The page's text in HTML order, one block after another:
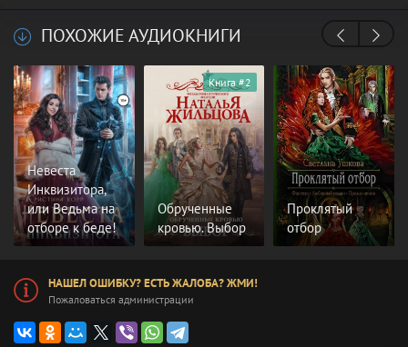
ПОХОЖИЕ АУДИОКНИГИ
Невеста
Инквизитора,
или Ведьма на
отборе к беде!
Обрученные
кровью. Выбор
Книга #2
Проклятый
отбор
НАШЕЛ ОШИБКУ? ЕСТЬ ЖАЛОБА? ЖМИ!
Пожаловаться администрации